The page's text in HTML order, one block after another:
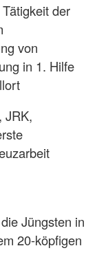
der
von
in 1. Hilfe
JRK,
Jüngsten in
20-köpfigen